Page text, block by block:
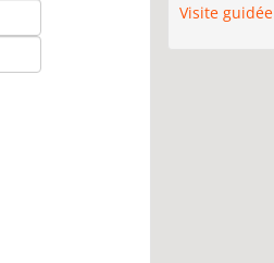
Visite guidée